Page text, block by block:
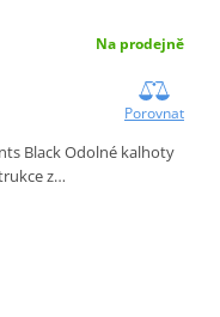
Na prodejně
Porovnat
Black Odolné kalhoty
z…